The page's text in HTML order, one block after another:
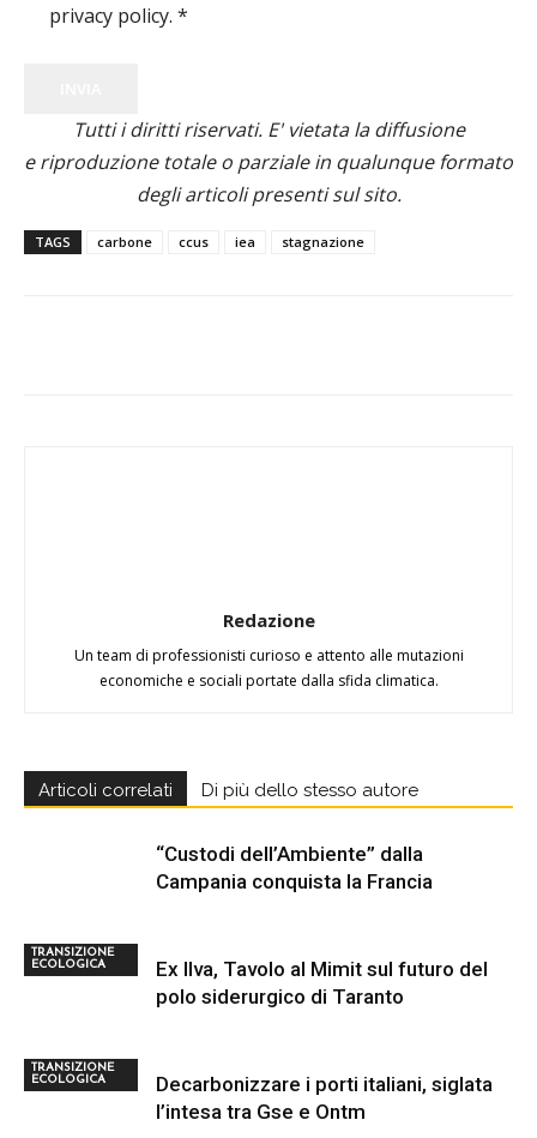
privacy policy. *
Tutti i diritti riservati. E' vietata la diffusione
e riproduzione totale o parziale in qualunque formato
degli articoli presenti sul sito.
TAGS carbone ccus iea stagnazione
Redazione
Un team di professionisti curioso e attento alle mutazioni
economiche e sociali portate dalla sfida climatica.
Articoli correlati Di più dello stesso autore
TRANSIZIONE
ECOLOGICA
“Custodi dell’Ambiente” dalla
Campania conquista la Francia
TRANSIZIONE
ECOLOGICA
Ex Ilva, Tavolo al Mimit sul futuro del
polo siderurgico di Taranto
Decarbonizzare i porti italiani, siglata
l’intesa tra Gse e Ontm